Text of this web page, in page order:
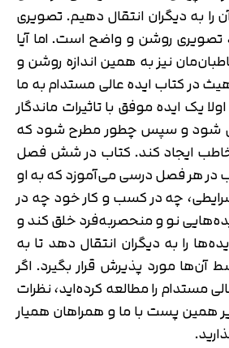
را به دیگران انتقال دهیم. تصویری
تصویری روشن و واضح است. اما آیا
نیز به همین اندازه روشن و
در کتاب ایده عالی مستدام به ما
یک ایده موفق با تاثیرات ماندگار
شود و سپس چطور مطرح شود که
مخاطب ایجاد کند. کتاب در شش فصل
هر فصل درسی می‌آموزد که به او
چه در کسب و کار خود چه در
نو و منحصربه‌فرد خلق کند و
را به دیگران انتقال دهد تا به
مورد پذیرش قرار بگیرد. اگر
مستدام را مطالعه کرده‌اید، نظرات
همین پست با ما و همراهان همیار